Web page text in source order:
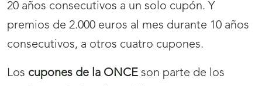
20 años consecutivos a un solo cupón. Y
premios de 2.000 euros al mes durante 10 años
consecutivos, a otros cuatro cupones.
Los cupones de la ONCE son parte de los